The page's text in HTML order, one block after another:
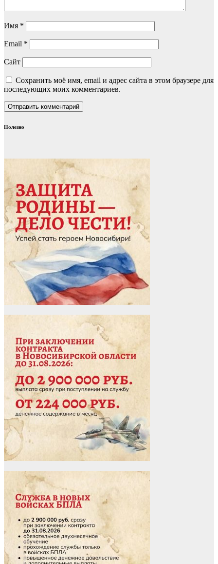
Имя *
Email *
Сайт
Сохранить моё имя, email и адрес сайта в этом браузере для
последующих моих комментариев.
Полезно